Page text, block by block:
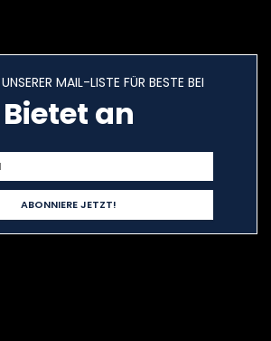
MAIL-LISTE FÜR BESTE BEI
Bietet an